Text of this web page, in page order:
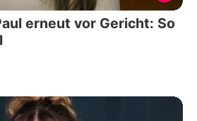
erneut vor Gericht: So